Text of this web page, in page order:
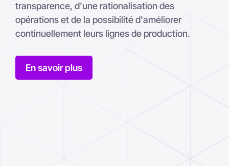
transparence, d'une rationalisation des
opérations et de la possibilité d'améliorer
continuellement leurs lignes de production.
En savoir plus